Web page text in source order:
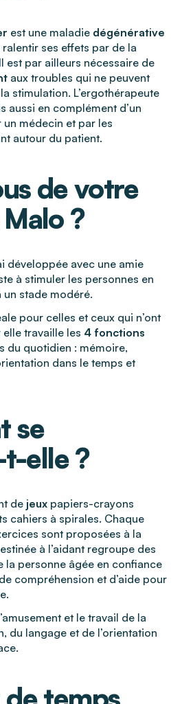
est une maladie dégénérative
ses effets par de la
est par ailleurs nécessaire de
aux troubles qui ne peuvent
stimulation. L’ergothérapeute
aussi en complément d’un
médecin et par les
autour du patient.
de votre
?
développée avec une amie
à stimuler les personnes en
stade modéré.
pour celles et ceux qui n’ont
travaille les 4 fonctions
du quotidien : mémoire,
dans le temps et
se
elle ?
de jeux papiers-crayons
cahiers à spirales. Chaque
sont proposées à la
à l’aidant regroupe des
la personne âgée en confiance
compréhension et d’aide pour
et le travail de la
du langage et de l’orientation